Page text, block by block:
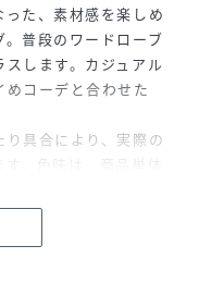
た、素材感を楽しめ
普段のワードローブ
します。カジュアル
コーデと合わせた
具合により、実際の
。色味は、商品単体